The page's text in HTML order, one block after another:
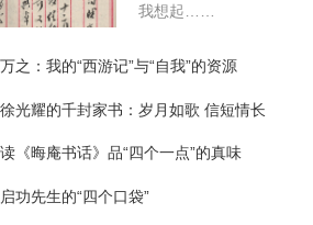
我想起……
万之：我的“西游记”与“自我”的资源
徐光耀的千封家书：岁月如歌 信短情长
读《晦庵书话》品“四个一点”的真味
启功先生的“四个口袋”